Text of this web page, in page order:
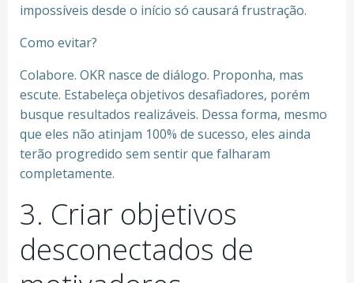
impossíveis desde o início só causará frustração.
Como evitar?
Colabore. OKR nasce de diálogo. Proponha, mas
escute. Estabeleça objetivos desafiadores, porém
busque resultados realizáveis. Dessa forma, mesmo
que eles não atinjam 100% de sucesso, eles ainda
terão progredido sem sentir que falharam
completamente.
3. Criar objetivos
desconectados de